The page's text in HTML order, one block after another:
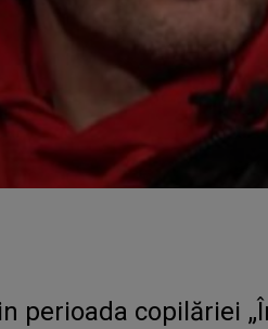
perioada copilăriei